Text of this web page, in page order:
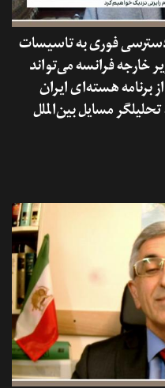
دسترسی فوری به تاسیسات
خارجه فرانسه می‌تواند
برنامه هسته‌ای ایران
مسایل بین‌الملل